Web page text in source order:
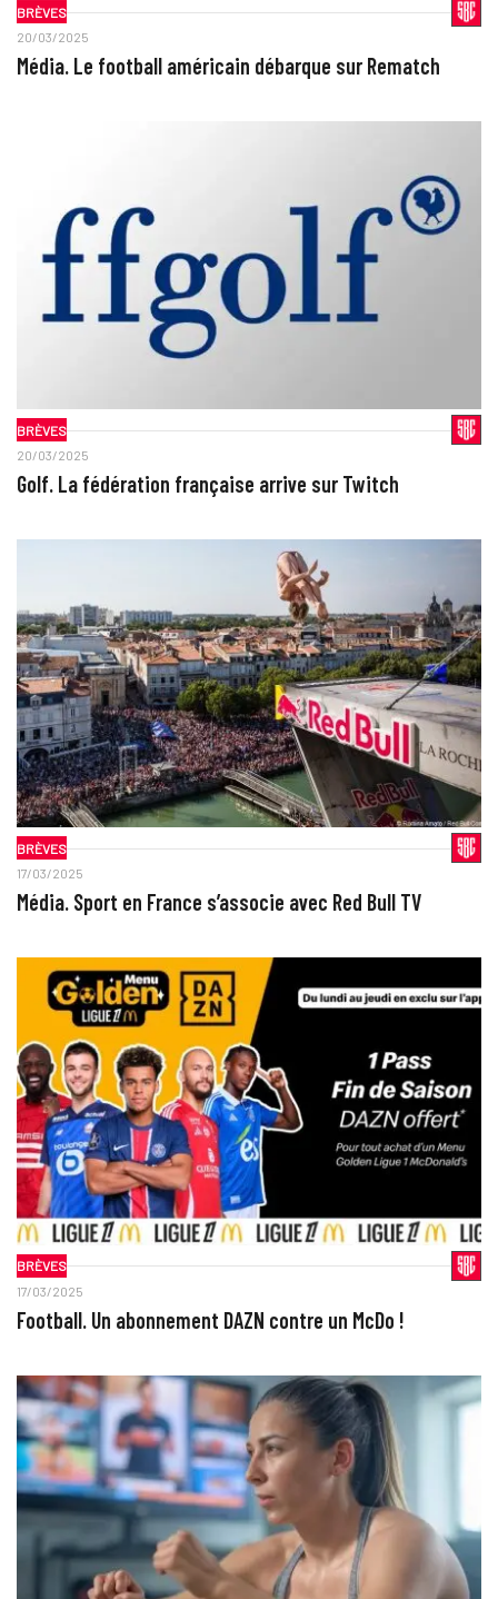
BRÈVES
20/03/2025
Média. Le football américain débarque sur Rematch
BRÈVES
20/03/2025
Golf. La fédération française arrive sur Twitch
BRÈVES
17/03/2025
Média. Sport en France s’associe avec Red Bull TV
BRÈVES
17/03/2025
Football. Un abonnement DAZN contre un McDo !